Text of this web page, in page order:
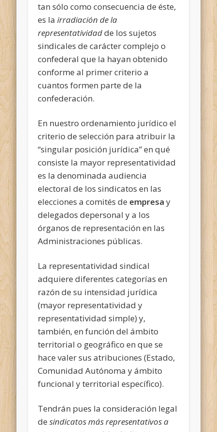
tan sólo como consecuencia de éste,
es lairradiación de la
representatividadde los sujetos
sindicales de carácter complejo o
confederal que la hayan obtenido
conforme al primer criterio a
cuantos formen parte de la
confederación.
En nuestro ordenamiento jurídico el
criterio de selección para atribuir la
“singular posición jurídica” en qué
consiste la mayor representatividad
es la denominada audien­cia
electoral de los sindicatos en las
elecciones a comités de empresa y
delegados depersonal y a los
órganos de representación en las
Administraciones públicas.
La representatividad sindical
adquiere diferentes categorías en
razón de su intensidad jurídica
(mayor representatividad y
representatividad simple) y,
también, en función del ámbito
territorial o geográfico en que se
hace valer sus atribuciones (Estado,
Comunidad Autónoma y ámbito
funcional y territorial específico).
Tendrán pues la consideración legal
desindicatos más representativos a